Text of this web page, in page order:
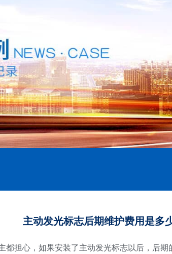
主动发光标志后期维护费用是多
担心，如果安装了主动发光标志以后，后